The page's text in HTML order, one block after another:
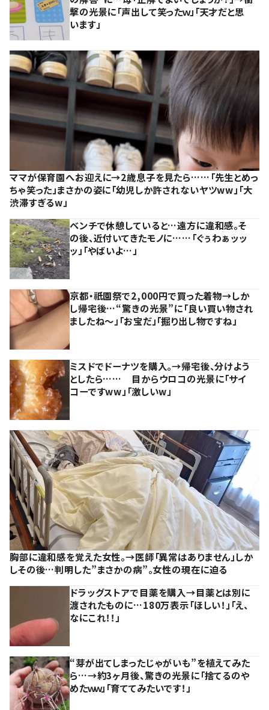
撃の光景に「声出して笑ったｗ」「天才だと思
います」
ママが保育園へお迎えに→2歳息子を見たら……「先生とめっ
ちゃ笑った」まさかの姿に「幼児しか許されないヤツww」「大
渋滞すぎるw」
ベンチで休憩していると…遠方に違和感。そ
の後、近付いてきたモノに……「ぐぅわぁッッ
ッ」「やばいよ…」
京都・祇園祭で2,000円で買った着物→しか
し帰宅後…“驚きの光景”に「良い買い物され
ましたね～」「お宝だ」「掘り出し物ですね」
ミスドでドーナツを購入。→帰宅後、分けよう
としたら…… 目からウロコの光景に「サイ
コーですww」「激しいw」
胸部に違和感を覚えた女性。→医師「異常はありません」しか
しその後…判明した”まさかの病”。女性の現在に迫る
ドラッグストアで目薬を購入→目薬とは別に
渡されたものに…180万表示「ほしい！」「え、
なにこれ！！」
“芽が出てしまったじゃがいも”を植えてみた
ら…→約3ヶ月後、驚きの光景に「捨てるのや
めたｗｗ」「育ててみたいです！」